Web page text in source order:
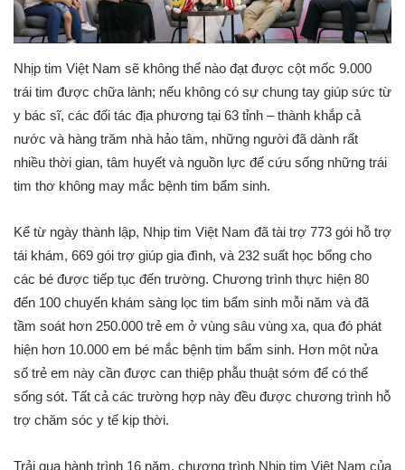
Nhịp tim Việt Nam sẽ không thể nào đạt được cột mốc 9.000
trái tim được chữa lành; nếu không có sự chung tay giúp sức từ
y bác sĩ, các đối tác địa phương tại 63 tỉnh – thành khắp cả
nước và hàng trăm nhà hảo tâm, những người đã dành rất
nhiều thời gian, tâm huyết và nguồn lực để cứu sống những trái
tim thơ không may mắc bệnh tim bẩm sinh.
Kể từ ngày thành lập, Nhịp tim Việt Nam đã tài trợ 773 gói hỗ trợ
tái khám, 669 gói trợ giúp gia đình, và 232 suất học bổng cho
các bé được tiếp tục đến trường. Chương trình thực hiện 80
đến 100 chuyến khám sàng lọc tim bẩm sinh mỗi năm và đã
tầm soát hơn 250.000 trẻ em ở vùng sâu vùng xa, qua đó phát
hiện hơn 10.000 em bé mắc bệnh tim bẩm sinh. Hơn một nửa
số trẻ em này cần được can thiệp phẫu thuật sớm để có thể
sống sót. Tất cả các trường hợp này đều được chương trình hỗ
trợ chăm sóc y tế kịp thời.
Trải qua hành trình 16 năm, chương trình Nhịp tim Việt Nam của